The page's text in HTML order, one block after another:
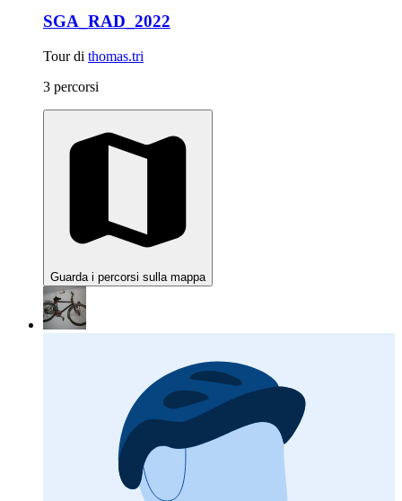
SGA_RAD_2022
Tour di thomas.tri
3 percorsi
Guarda i percorsi sulla mappa